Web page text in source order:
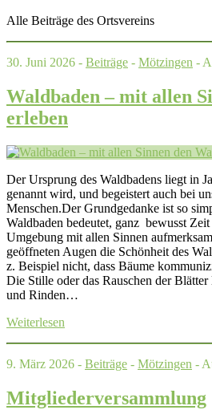
Alle Beiträge des Ortsvereins
30. Juni 2026 - Beiträge - Mötzingen -
Waldbaden – mit allen
erleben
Der Ursprung des Waldbadens liegt in
genannt wird, und begeistert auch bei
Menschen.Der Grundgedanke ist so
Waldbaden bedeutet, ganz bewusst
Umgebung mit allen Sinnen
geöffneten Augen die Schönheit des
z. Beispiel nicht, dass Bäume
Die Stille oder das Rauschen der Blätter
und Rinden…
Weiterlesen
9. März 2026 - Beiträge - Mötzingen -
Mitgliederversammlung